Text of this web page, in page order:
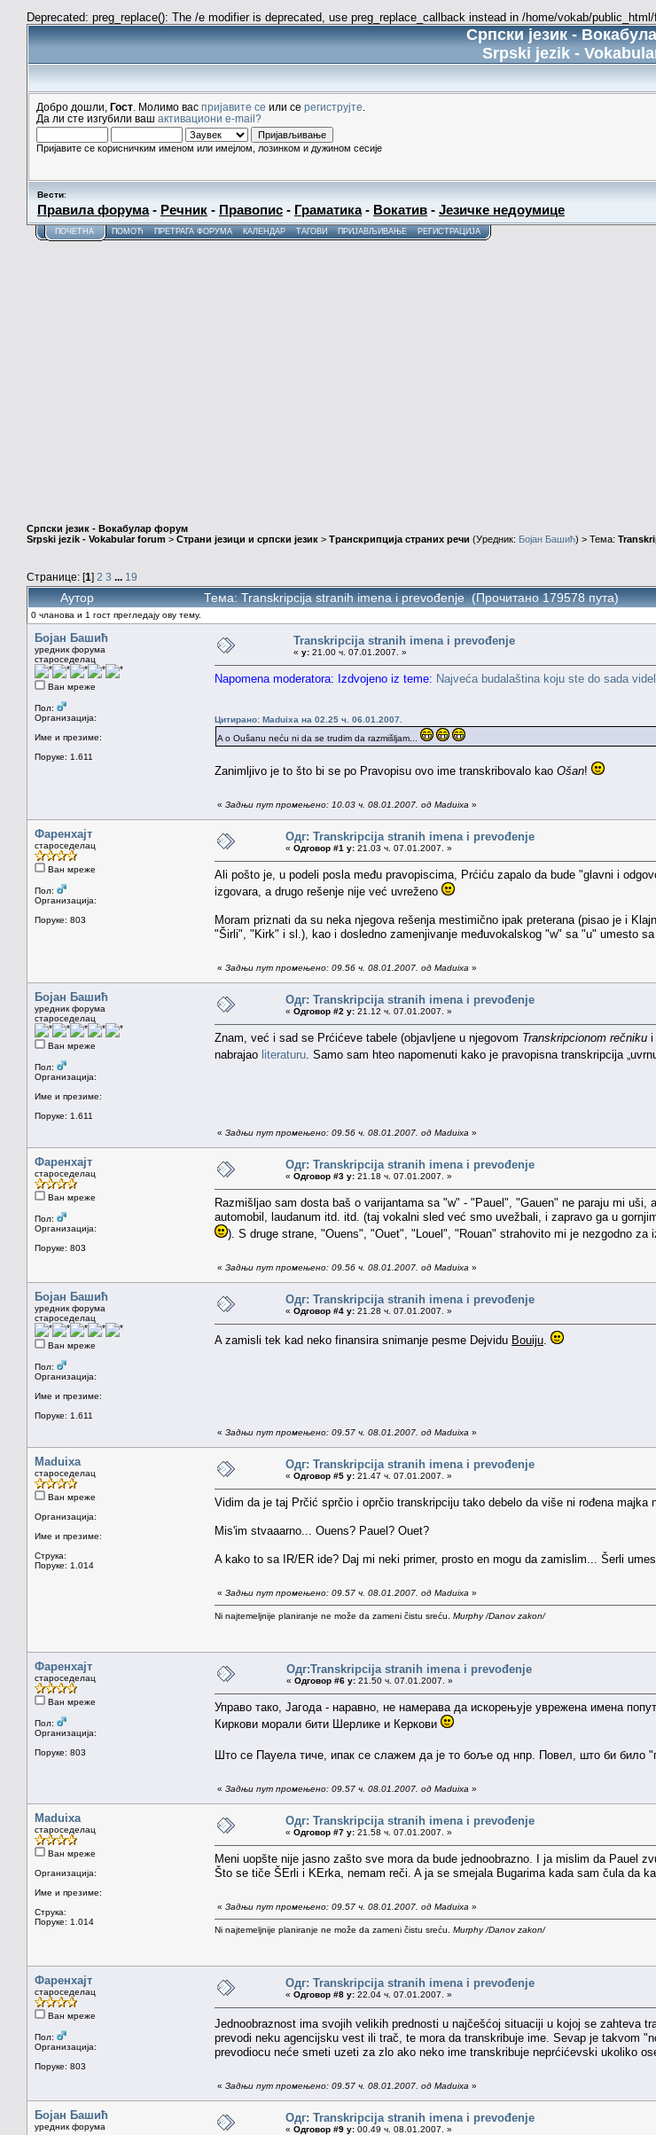
Deprecated: preg_replace(): The /e modifier is deprecated, use preg_replace_callback instead in /home/vokab/
Српски језик -
Srpski jezik -
Добро дошли, Гост . Молимо вас пријавите се или се региструјте
Да ли сте изгубили ваш активациони e-mail?
Пријавите се корисничким именом или имејлом, лозинком и дужином сесије
Вести:
Правила форума- Речник - Правопис - Граматика- Вокатив - Језичке недоумице
ПОЧЕТНА ПОМОЋ ПРЕТРАГА ФОРУМА КАЛЕНДАР ТАГОВИ ПРИЈАВЉИВАЊЕ РЕГИСТРАЦИЈА
Српски језик - Вокабулар форум
Srpski jezik - Vokabular forum > Страни језици и српски језик > Транскрипција страних речи (Уредник: Бојан Башић) > Тема:
Странице: [1] 2 3 ... 19
Аутор Тема: Transkripcija stranih imena i prevođenje (Прочитано 179578 пута)
0 чланова и 1 гост прегледају ову тему.
Бојан Башић
уредник форума
староседелац
Ван мреже
Пол:
Организација:
Име и презиме:
Поруке: 1.611
Transkripcija stranih imena i prevođenje
« у: 21.00 ч. 07.01.2007. »
Napomena moderatora: Izdvojeno iz teme: Najveća budalaština koju ste do sada
Цитирано: Maduixa на 02.25 ч. 06.01.2007.
A o Oušanu neću ni da se trudim da razmišljam...
Zanimljivo je to što bi se po Pravopisu ovo ime transkribovalo kao Ošan!
« Задњи пут промењено: 10.03 ч. 08.01.2007. од Maduixa »
Фаренхајт
староседелац
Ван мреже
Пол:
Организација:
Поруке: 803
Одг: Transkripcija stranih imena i prevođenje
« Одговор #1 у: 21.03 ч. 07.01.2007. »
Ali pošto je, u podeli posla među pravopiscima, Prćiću zapalo da bude "glavni i
izgovara, a drugo rešenje nije već uvreženo
Moram priznati da su neka njegova rešenja mestimično ipak preterana (pisao je i
"Širli", "Kirk" i sl.), kao i dosledno zamenjivanje međuvokalskog "w" sa "u" umesto
« Задњи пут промењено: 09.56 ч. 08.01.2007. од Maduixa »
Бојан Башић
уредник форума
староседелац
Ван мреже
Пол:
Организација:
Име и презиме:
Поруке: 1.611
Одг: Transkripcija stranih imena i prevođenje
« Одговор #2 у: 21.12 ч. 07.01.2007. »
Znam, već i sad se Prćićeve tabele (objavljene u njegovom Transkripcionom rečniku i
nabrajao literaturu . Samo sam hteo napomenuti kako je pravopisna transkripcija
« Задњи пут промењено: 09.56 ч. 08.01.2007. од Maduixa »
Фаренхајт
староседелац
Ван мреже
Пол:
Организација:
Поруке: 803
Одг: Transkripcija stranih imena i prevođenje
« Одговор #3 у: 21.18 ч. 07.01.2007. »
Razmišljao sam dosta baš o varijantama sa "w" - "Pauel", "Gauen" ne paraju mi
automobil, laudanum itd. itd. (taj vokalni sled već smo uvežbali, i zapravo ga u
). S druge strane, "Ouens", "Ouet", "Louel", "Rouan" strahovito mi je nezgodno za
« Задњи пут промењено: 09.56 ч. 08.01.2007. од Maduixa »
Бојан Башић
уредник форума
староседелац
Ван мреже
Пол:
Организација:
Име и презиме:
Поруке: 1.611
Одг: Transkripcija stranih imena i prevođenje
« Одговор #4 у: 21.28 ч. 07.01.2007. »
A zamisli tek kad neko finansira snimanje pesme Dejvidu Bouiju
« Задњи пут промењено: 09.57 ч. 08.01.2007. од Maduixa »
Maduixa
староседелац
Ван мреже
Организација:
Име и презиме:
Струка:
Поруке: 1.014
Одг: Transkripcija stranih imena i prevođenje
« Одговор #5 у: 21.47 ч. 07.01.2007. »
Vidim da je taj Prčić sprčio i oprčio transkripciju tako debelo da više ni rođena majka
Mis'im stvaaarno... Ouens? Pauel? Ouet?
A kako to sa IR/ER ide? Daj mi neki primer, prosto en mogu da zamislim... Šerli
« Задњи пут промењено: 09.57 ч. 08.01.2007. од Maduixa »
Ni najtemeljnije planiranje ne može da zameni čistu sreću. Murphy /Danov zakon/
Фаренхајт
староседелац
Ван мреже
Пол:
Организација:
Поруке: 803
Одг:Transkripcija stranih imena i prevođenje
« Одговор #6 у: 21.50 ч. 07.01.2007. »
Управо тако, Јагода - наравно, не намерава да искорењује уврежена имена
Киркови морали бити Шерлике и Керкови
Што се Пауела тиче, ипак се слажем да је то боље од нпр. Повел, што би било
« Задњи пут промењено: 09.57 ч. 08.01.2007. од Maduixa »
Maduixa
староседелац
Ван мреже
Организација:
Име и презиме:
Струка:
Поруке: 1.014
Одг: Transkripcija stranih imena i prevođenje
« Одговор #7 у: 21.58 ч. 07.01.2007. »
Meni uopšte nije jasno zašto sve mora da bude jednoobrazno. I ja mislim da Pauel
Što se tiče ŠErli i KErka, nemam reči. A ja se smejala Bugarima kada sam čula da
« Задњи пут промењено: 09.57 ч. 08.01.2007. од Maduixa »
Ni najtemeljnije planiranje ne može da zameni čistu sreću. Murphy /Danov zakon/
Фаренхајт
староседелац
Ван мреже
Пол:
Организација:
Поруке: 803
Одг: Transkripcija stranih imena i prevođenje
« Одговор #8 у: 22.04 ч. 07.01.2007. »
Jednoobraznost ima svojih velikih prednosti u najčešćoj situaciji u kojoj se zahteva
prevodi neku agencijsku vest ili trač, te mora da transkribuje ime. Sevap je takvom
prevodiocu neće smeti uzeti za zlo ako neko ime transkribuje neprćićevski ukoliko
« Задњи пут промењено: 09.57 ч. 08.01.2007. од Maduixa »
Бојан Башић
уредник форума
Одг: Transkripcija stranih imena i prevođenje
« Одговор #9 у: 00.49 ч. 08.01.2007. »